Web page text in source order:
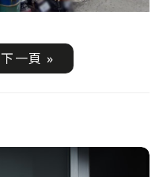
下一頁 »